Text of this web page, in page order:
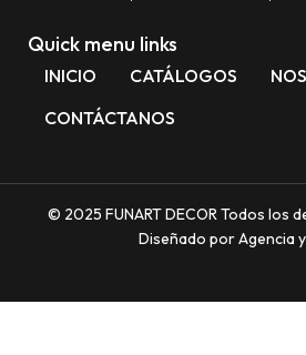
Quick menu links
INICIO CATÁLOGOS
CONTÁCTANOS
© 2025 FUNART DECOR Todos los
Diseñado por Agencia